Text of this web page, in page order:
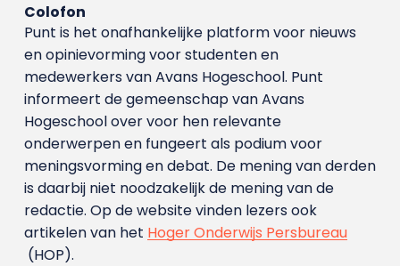
Colofon
Punt is het onafhankelijke platform voor nieuws
en opinievorming voor studenten en
medewerkers van Avans Hoge­school. Punt
informeert de gemeenschap van Avans
Hogeschool over voor hen relevante
onderwerpen en fungeert als podium voor
meningsvorming en debat. De mening van derden
is daarbij niet noodzakelijk de mening van de
redactie. Op de website vinden lezers ook
artikelen van het Hoger Onderwijs Persbureau
(HOP).